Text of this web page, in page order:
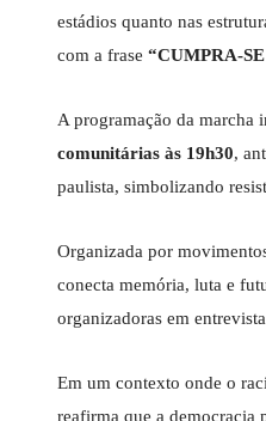
estádios quanto nas
com a frase “CUMPRA-
A programação da marcha
comunitárias às 19h30,
paulista, simbolizando
Organizada por
conecta memória, luta e
organizadoras em
Em um contexto onde o
reafirma que a democracia